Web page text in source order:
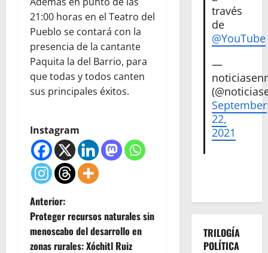
21:00 horas en el Teatro del
Pueblo se contará con la
presencia de la cantante
Paquita la del Barrio, para
que todas y todos canten
sus principales éxitos.
Instagram
N
a
Anterior:
Proteger recursos naturales sin
menoscabo del desarrollo en
zonas rurales: Xóchitl Ruiz
través
de
@YouTube
—
September
22,
2021
TRILOGÍA
POLÍTICA